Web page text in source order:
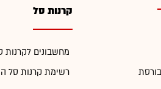
קרנות סל
מחשבונים לקרנות
רשימת קרנות סל